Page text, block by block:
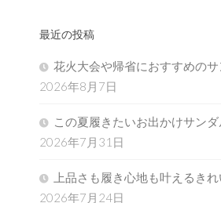
最近の投稿
花火大会や帰省におすすめの
2026年8月7日
この夏履きたいお出かけサン
2026年7月31日
上品さも履き心地も叶えるき
2026年7月24日